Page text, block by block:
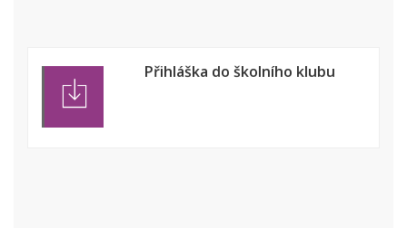
Přihláška do školního klubu